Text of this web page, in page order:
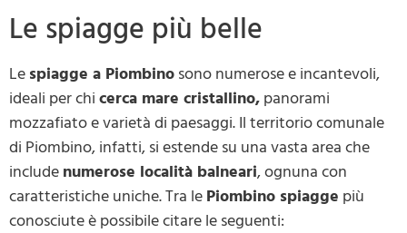
Le spiagge più belle
Le spiagge a Piombino sono numerose e incantevoli,
ideali per chi cerca mare cristallino, panorami
mozzafiato e varietà di paesaggi. Il territorio comunale
di Piombino, infatti, si estende su una vasta area che
include numerose località balneari, ognuna con
caratteristiche uniche. Tra le Piombino spiagge più
conosciute è possibile citare le seguenti: